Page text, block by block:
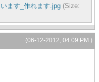
ます_作れます.jpg (Size:
(06-12-2012, 04:09 PM )